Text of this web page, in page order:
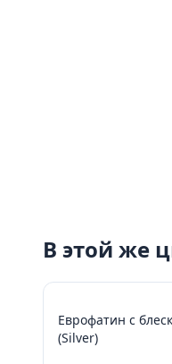
В этой же
Еврофатин с
(Silver)